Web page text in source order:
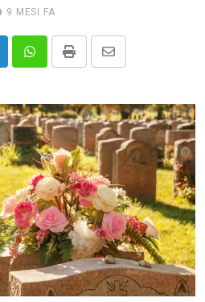
9 MESI FA
WhatsappPrint
Share
Email